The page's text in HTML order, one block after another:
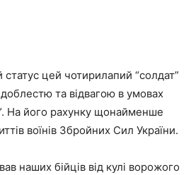
статус цей чотирилапий “солдат”
та відвагою в умовах
На його рахунку щонайменше
воїнів Збройних Сил України.
наших бійців від кулі ворожого